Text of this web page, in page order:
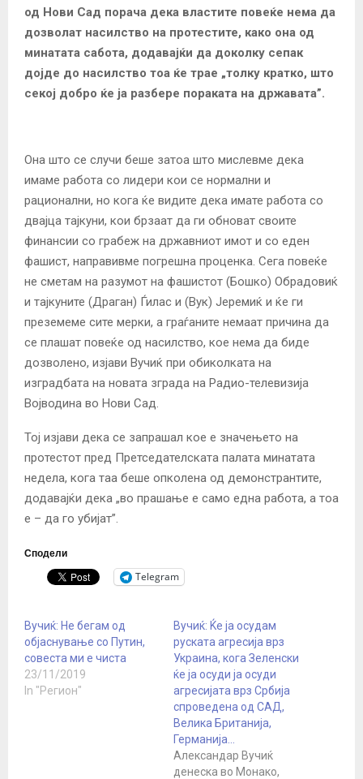
од Нови Сад порача дека властите повеќе нема да
дозволат насилство на протестите, како она од
минатата сабота, додавајќи да доколку сепак
дојде до насилство тоа ќе трае „толку кратко, што
секој добро ќе ја разбере пораката на државата”.
Она што се случи беше затоа што мислевме дека
имаме работа со лидери кои се нормални и
рационални, но кога ќе видите дека имате работа со
двајца тајкуни, кои брзаат да ги обноват своите
финансии со грабеж на државниот имот и со еден
фашист, направивме погрешна проценка. Сега повеќе
не сметам на разумот на фашистот (Бошко) Обрадовиќ
и тајкуните (Драган) Ѓилас и (Вук) Јеремиќ и ќе ги
преземеме сите мерки, а граѓаните немаат причина да
се плашат повеќе од насилство, кое нема да биде
дозволено, изјави Вучиќ при обиколката на
изградбата на новата зграда на Радио-телевизија
Војводина во Нови Сад.
Тој изјави дека се запрашал кое е значењето на
протестот пред Претседателската палата минатата
недела, кога таа беше опколена од демонстрантите,
додавајќи дека „во прашање е само една работа, а тоа
е – да го убијат”.
Сподели
Telegram
Вучиќ: Не бегам од
објаснување со Путин,
совеста ми е чиста
23/11/2019
In "Регион"
Вучиќ: Ќе ја осудам
руската агресија врз
Украина, кога Зеленски
ќе ја осуди ја осуди
агресијата врз Србија
спроведена од САД,
Велика Британија,
Германија…
Александар Вучиќ
денеска во Монако,